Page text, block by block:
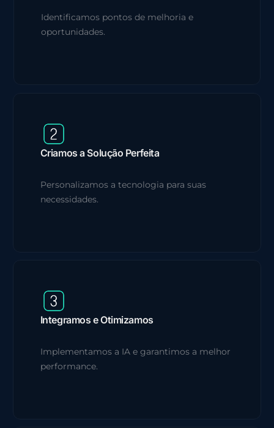
Identificamos pontos de melhoria e
oportunidades.
Criamos a Solução Perfeita
Personalizamos a tecnologia para suas
necessidades.
Integramos e Otimizamos
Implementamos a IA e garantimos a melhor
performance.